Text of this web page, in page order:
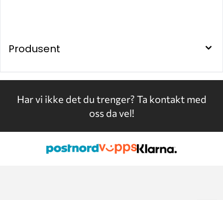
Produsent
Har vi ikke det du trenger? Ta kontakt med
oss da vel!